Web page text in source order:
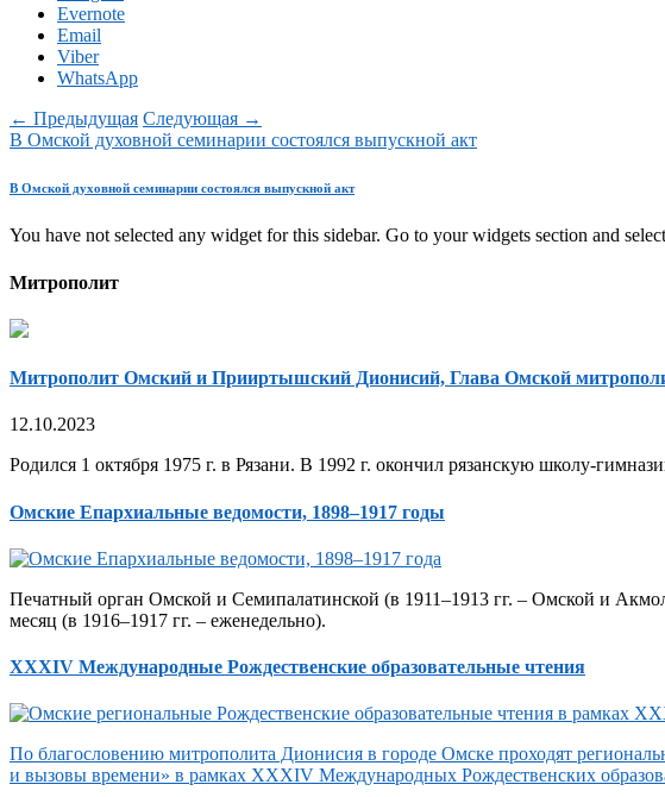
Evernote
Email
Viber
WhatsApp
← Предыдущая Следующая →
В Омской духовной семинарии состоялся выпускной акт
В Омской духовной семинарии состоялся выпускной акт
You have not selected any widget for this sidebar. Go to your widgets section and
Митрополит
Митрополит Омский и Прииртышский Дионисий, Глава Омской
12.10.2023
Родился 1 октября 1975 г. в Рязани. В 1992 г. окончил рязанскую школу-
Омские Епархиальные ведомости, 1898–1917 годы
Печатный орган Омской и Семипалатинской (в 1911–1913 гг. – Омской и
месяц (в 1916–1917 гг. – еженедельно).
XXXIV Международные Рождественские образовательные чтения
По благословению митрополита Дионисия в городе Омске проходят
и вызовы времени» в рамках XXXIV Международных Рождественских